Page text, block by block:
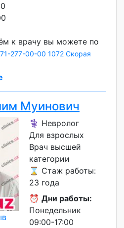
к врачу вы можете по
277-00-00 1072 Скорая
Муинович
⚕️ Невролог
Для взрослых
Врач высшей
категории
⌛ Стаж работы:
23 года
⏰ Дни работы:
Понедельник
09:00-17:00